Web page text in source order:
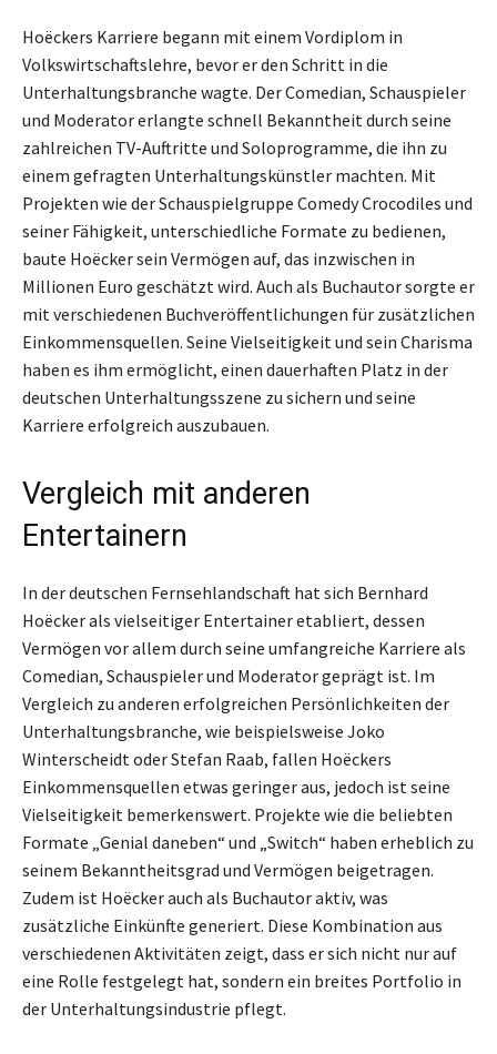
Hoëckers Karriere begann mit einem Vordiplom in
Volkswirtschaftslehre, bevor er den Schritt in die
Unterhaltungsbranche wagte. Der Comedian, Schauspieler
und Moderator erlangte schnell Bekanntheit durch seine
zahlreichen TV-Auftritte und Soloprogramme, die ihn zu
einem gefragten Unterhaltungskünstler machten. Mit
Projekten wie der Schauspielgruppe Comedy Crocodiles und
seiner Fähigkeit, unterschiedliche Formate zu bedienen,
baute Hoëcker sein Vermögen auf, das inzwischen in
Millionen Euro geschätzt wird. Auch als Buchautor sorgte er
mit verschiedenen Buchveröffentlichungen für zusätzlichen
Einkommensquellen. Seine Vielseitigkeit und sein Charisma
haben es ihm ermöglicht, einen dauerhaften Platz in der
deutschen Unterhaltungsszene zu sichern und seine
Karriere erfolgreich auszubauen.
Vergleich mit anderen
Entertainern
In der deutschen Fernsehlandschaft hat sich Bernhard
Hoëcker als vielseitiger Entertainer etabliert, dessen
Vermögen vor allem durch seine umfangreiche Karriere als
Comedian, Schauspieler und Moderator geprägt ist. Im
Vergleich zu anderen erfolgreichen Persönlichkeiten der
Unterhaltungsbranche, wie beispielsweise Joko
Winterscheidt oder Stefan Raab, fallen Hoëckers
Einkommensquellen etwas geringer aus, jedoch ist seine
Vielseitigkeit bemerkenswert. Projekte wie die beliebten
Formate „Genial daneben“ und „Switch“ haben erheblich zu
seinem Bekanntheitsgrad und Vermögen beigetragen.
Zudem ist Hoëcker auch als Buchautor aktiv, was
zusätzliche Einkünfte generiert. Diese Kombination aus
verschiedenen Aktivitäten zeigt, dass er sich nicht nur auf
eine Rolle festgelegt hat, sondern ein breites Portfolio in
der Unterhaltungsindustrie pflegt.